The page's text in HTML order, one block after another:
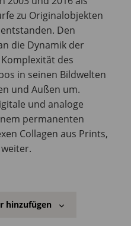
zu Originalobjekten
Den
die Dynamik der
des
in seinen Bildwelten
und Außen um.
und analoge
permanenten
Collagen aus Prints,
hinzufügen